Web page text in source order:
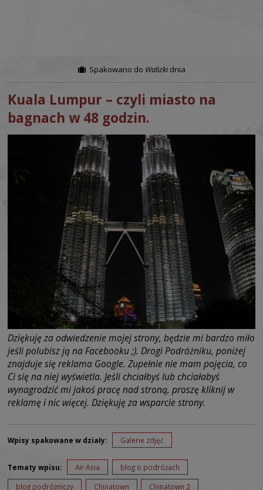
Spakowano do Walizkidnia
Kuala Lumpur – czyli miasto na
bagnach w 48 godzin.
Dziękuję za odwiedzenie mojej strony, będzie mi bardzo miło
jeśli polubisz ją na Facebooku ;). Drogi Podróżniku, poniżej
znajduje się reklama Google. Zupełnie nie mam pojęcia, co
Ci się na niej wyświetla. Jeśli chciałbyś lub chciałabyś
wynagrodzić mi jakoś pracę nad stroną, proszę kliknij w
reklamę i nic więcej. Dziękuję za wsparcie strony.
Wpisy spakowane w działy: Galerie zdjęć
Tematy wpisu: Air Asia blog o podróżach
blog podróżniczy Chinatown Chinatown 2